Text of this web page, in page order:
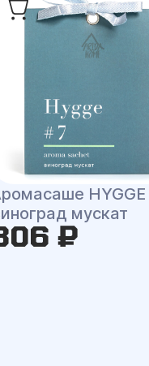
HYGGE
мускат
₽